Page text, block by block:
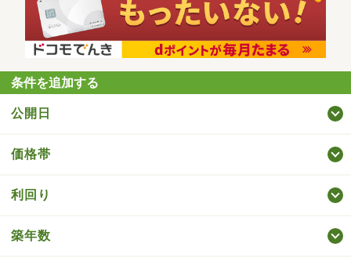
条件を追加する
公開日
価格帯
利回り
築年数